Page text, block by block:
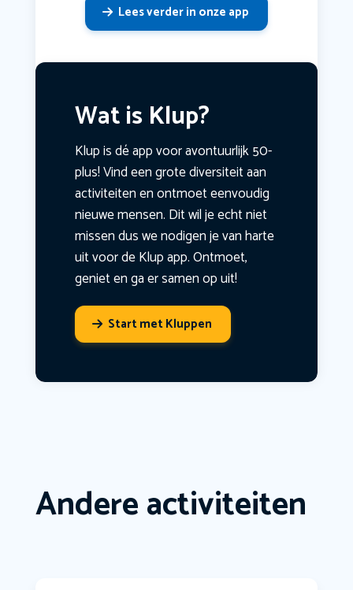
Lees verder in onze app
Wat is Klup?
Klup is dé app voor avontuurlijk 50-
plus! Vind een grote diversiteit aan
activiteiten en ontmoet eenvoudig
nieuwe mensen. Dit wil je echt niet
missen dus we nodigen je van harte
uit voor de Klup app. Ontmoet,
geniet en ga er samen op uit!
Start met Kluppen
Andere activiteiten